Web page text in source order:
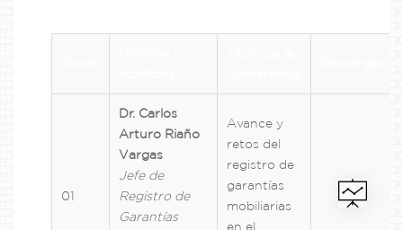
01
Dr. Carlos
Arturo Riaño
Vargas
Jefe de
Registro de
Garantías
Avance y
retos del
registro de
garantías
mobiliarias
en el